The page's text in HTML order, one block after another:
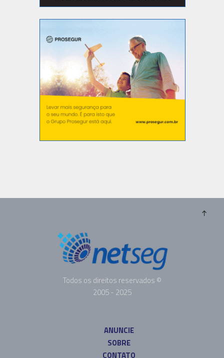
Todos os direitos reservados ©
2005 - 2025
ANUNCIE
SOBRE
CONTATO